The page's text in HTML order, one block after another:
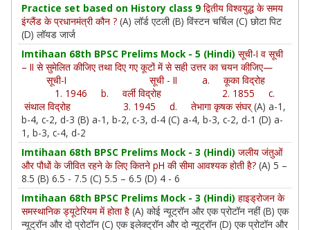
Practice set based on History class 9 द्वितीय विश्वयुद्ध के समय
इंग्लैंड के प्रधानमंत्री कौन ? (A) लॉर्ड एटली (B) विंस्टन चर्चिल (C) छोटा पिट
(D) लॉयड जार्ज
Imtihaan 68th BPSC Prelims Mock - 5 (Hindi) सूची-I व सूची
– II से सुमेलित कीजिए तथा दिए गए कूटों में से सही उत्तर का चयन कीजिए—
सूची-I सूची - II a. कूका विद्रोह
1. 1946 b. वर्ली विद्रोह 2. 1855 c.
संथाल विद्रोह 3. 1945 d. तेभागा कृषक संघर्(A) a-1,
b-4, c-2, d-3 (B) a-1, b-2, c-3, d-4 (C) a-4, b-3, c-2, d-1 (D) a-
1, b-3, c-4, d-2
Imtihaan 68th BPSC Prelims Mock - 3 (Hindi) जलीय जंतुओं
और पौधों के जीवित रहने के लिए कितने pH की सीमा आवश्यक होती है? (A) 5 –
8.5 (B) 6.5 - 7.5 (C) 5.5 – 6.5 (D) 4 - 6
Imtihaan 68th BPSC Prelims Mock - 3 (Hindi) हाइड्रोजन के
समस्थानिक ड्यूटेरियम में होता है (A) कोई न्यूट्रॉन और एक प्रोटॉन नहीं (B) एक
न्यूट्रॉन और दो प्रोटॉन (C) एक इलेक्ट्रॉन और दो न्यूट्रॉन (D) एक प्रोटॉन और